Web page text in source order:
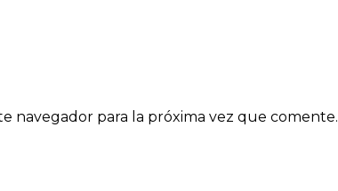
navegador para la próxima vez que comente.